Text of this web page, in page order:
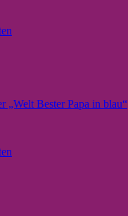
„Welt Bester Papa in blau“